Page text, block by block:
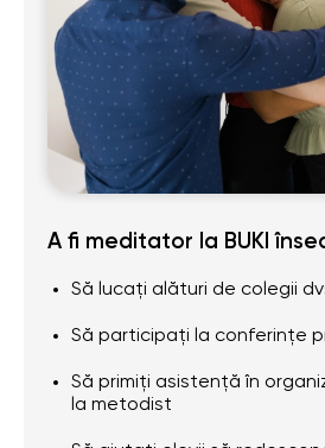
A fi meditator la BUKI
Să lucați alături de colegii
Să participați la conferințe
Să primiți asistență în
la metodist